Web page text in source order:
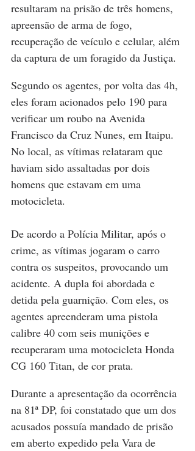
resultaram na prisão de três homens,
apreensão de arma de fogo,
recuperação de veículo e celular, além
da captura de um foragido da Justiça.
Segundo os agentes, por volta das 4h,
eles foram acionados pelo 190 para
verificar um roubo na Avenida
Francisco da Cruz Nunes, em Itaipu.
No local, as vítimas relataram que
haviam sido assaltadas por dois
homens que estavam em uma
motocicleta.
De acordo a Polícia Militar, após o
crime, as vítimas jogaram o carro
contra os suspeitos, provocando um
acidente. A dupla foi abordada e
detida pela guarnição. Com eles, os
agentes apreenderam uma pistola
calibre 40 com seis munições e
recuperaram uma motocicleta Honda
CG 160 Titan, de cor prata.
Durante a apresentação da ocorrência
na 81ª DP, foi constatado que um dos
acusados possuía mandado de prisão
em aberto expedido pela Vara de